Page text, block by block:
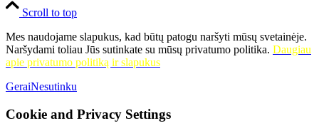
Scroll to top
Mes naudojame slapukus, kad būtų patogu naršyti mūsų svetainėje.
Naršydami toliau Jūs sutinkate su mūsų privatumo politika. Daugiau
apie privatumo politiką ir slapukus
GeraiNesutinku
Cookie and Privacy Settings